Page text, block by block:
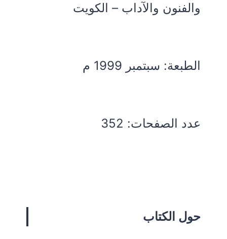
والفنون والآداب – الكويت
الطبعة: سبتمبر 1999 م
عدد الصفحات: 352
حول الكتاب